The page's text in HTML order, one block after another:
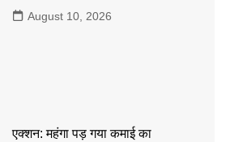
August 10, 2026
एक्शन: महंगा पड़ गया कमाई का